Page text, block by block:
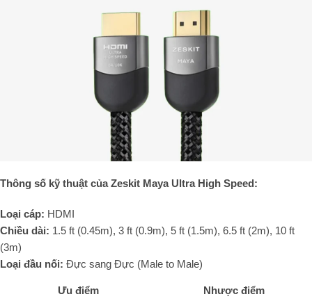
Thông số kỹ thuật của Zeskit Maya Ultra High Speed:
Loại cáp: HDMI
Chiều dài: 1.5 ft (0.45m), 3 ft (0.9m), 5 ft (1.5m), 6.5 ft (2m), 10 ft
(3m)
Loại đầu nối: Đực sang Đực (Male to Male)
Ưu điểm Nhược điểm